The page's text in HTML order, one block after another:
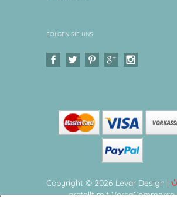
FOLGEN SIE UNS
Copyright © 2026 Levar Design |
erstellt mit VersaCommerce.